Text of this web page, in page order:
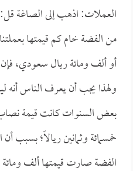
العملات: اذهب إلى الصاغة
من الفضة خام كم قيمتها
أو ألف ومائة ريال سعودي،
ولهذا يجب أن يعرف الناس أنه
بعض السنوات كانت قيمة
خمسمائة وثمانين ريالاً؛ بسبب
الفضة صارت قيمتها ألف ومائة